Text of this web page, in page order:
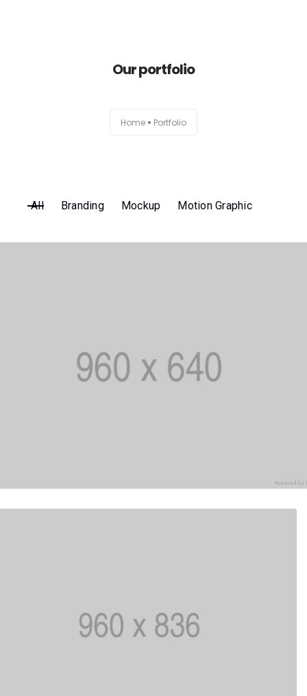
Sanitización y Desinfección
Our portfolio
Home Portfolio
All Branding Mockup Motion Graphic